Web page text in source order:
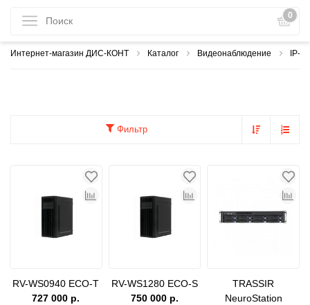
0
Интернет-магазин ДИС-КОНТ Каталог Видеонаблюдение IP-
Фильтр
RV-WS0940 ECO-T
727 000 р.
RV-WS1280 ECO-S
750 000 р.
TRASSIR
NeuroStation